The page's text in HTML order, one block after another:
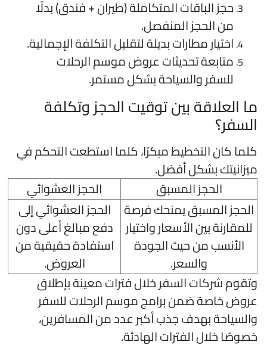
حجز الباقات المتكاملة (طيران + فندق) بدلًا
من الحجز المنفصل.
اختيار مطارات بديلة لتقليل التكلفة الإجمالية.
متابعة تحديثات عروض موسم الرحلات
للسفر والسياحة بشكل مستمر.
العلاقة بين توقيت الحجز وتكلفة
كان التخطيط مبكرًا، كلما استطعت التحكم في
بشكل أفضل.
الحجز المسبق
الحجز العشوائي
الحجز المسبق يمنحك فرصة
للمقارنة بين الأسعار واختيار
الأنسب من حيث الجودة
والسعر.
الحجز العشوائي إلى
دفع مبالغ أعلى دون
استفادة حقيقية من
العروض.
شركات السفر خلال فترات معينة بإطلاق
خاصة ضمن برامج موسم الرحلات للسفر
بهدف جذب أكبر عدد من المسافرين،
خلال الفترات الهادئة.